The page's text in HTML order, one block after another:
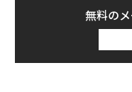
つの水素原子からな
プシケを構成する金
万倍）の価値がある
無料の